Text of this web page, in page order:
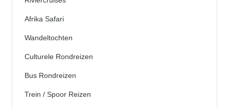
Afrika Safari
Wandeltochten
Culturele Rondreizen
Bus Rondreizen
Trein / Spoor Reizen